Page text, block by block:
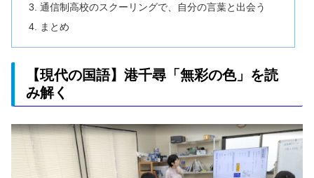
通信制高校のスクーリングで、自分の言葉と出会う
まとめ
【現代の国語】港千尋「無彩の色」を読
み解く